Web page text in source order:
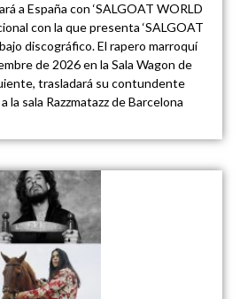
a España con ‘SALGOAT WORLD
con la que presenta ‘SALGOAT
discográfico. El rapero marroquí
de 2026 en la Sala Wagon de
trasladará su contundente
la sala Razzmatazz de Barcelona